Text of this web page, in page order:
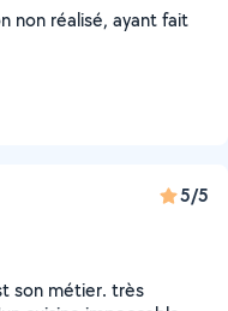
non réalisé, ayant fait
5/5
son métier. très